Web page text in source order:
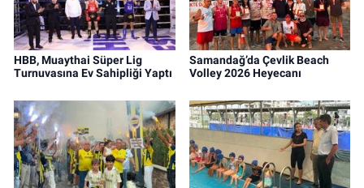
HBB, Muaythai Süper Lig
Turnuvasına Ev Sahipliği Yaptı
Samandağ’da Çevlik Beach
Volley 2026 Heyecanı